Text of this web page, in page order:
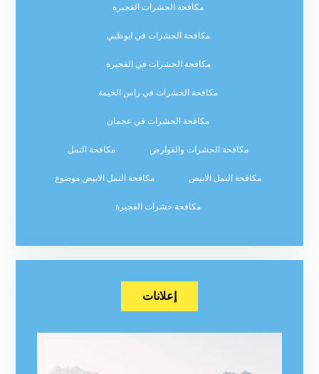
مكافحة الحشرات الفجيرة
مكافحة الحشرات في ابوظبي
مكافحة الحشرات في الفجيرة
مكافحة الحشرات في راس الخيمة
مكافحة الحشرات في عجمان
مكافحة الحشرات والقوارض مكافحة النمل
مكافحة النمل الابيض مكافحة النمل الابيض موضوع
مكافحة حشرات الفجيرة
إعلانات